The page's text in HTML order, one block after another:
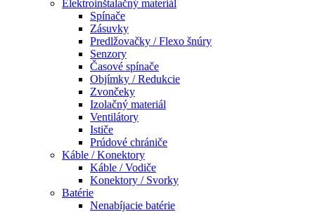
Elektroinštalačný materiál
Spínače
Zásuvky
Predlžovačky / Flexo šnúry
Senzory
Časové spínače
Objímky / Redukcie
Zvončeky
Izolačný materiál
Ventilátory
Ističe
Prúdové chrániče
Káble / Konektory
Káble / Vodiče
Konektory / Svorky
Batérie
Nenabíjacie batérie